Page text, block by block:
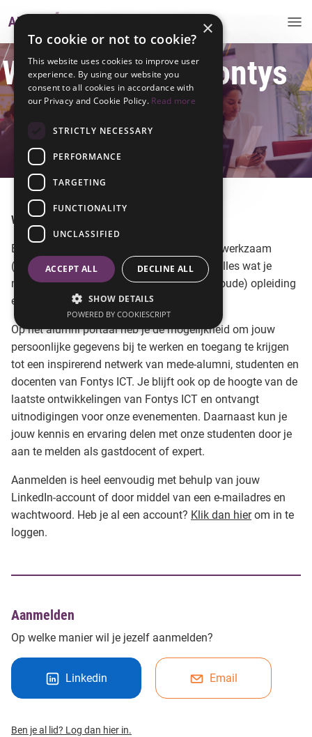
Welkom bij de Fontys
ICT Alumni
community
Welkom op het Fontys ICT Alumni Portaal!
Ben je (bijna) afgestudeerd of ben je (ooit) werkzaam
(geweest) bij Fontys ICT? Dan vind je hier alles wat je
nodig hebt om in contact te blijven met je (oude) opleiding
en mede-alumni.
Op het alumni portaal heb je de mogelijkheid om jouw
persoonlijke gegevens bij te werken en toegang te krijgen
tot een inspirerend netwerk van mede-alumni, studenten en
docenten van Fontys ICT. Je blijft ook op de hoogte van de
laatste ontwikkelingen van Fontys ICT en ontvangt
uitnodigingen voor onze evenementen. Daarnaast kun je
jouw kennis en ervaring delen met onze studenten door je
aan te melden als gastdocent of expert.
Aanmelden is heel eenvoudig met behulp van jouw
LinkedIn-account of door middel van een e-mailadres en
wachtwoord. Heb je al een account? Klik dan hierom in te
loggen.
Aanmelden
Op welke manier wil je jezelf aanmelden?
Linkedin Email
Ben je al lid? Log dan hier in.
×
To cookie or not to cookie?
This website uses cookies to improve user
experience. By using our website you
consent to all cookies in accordance with
our Privacy and Cookie Policy. Read more
STRICTLY NECESSARY
PERFORMANCE
TARGETING
FUNCTIONALITY
UNCLASSIFIED
ACCEPT ALL DECLINE ALL
SHOW DETAILS
POWERED BY COOKIESCRIPT